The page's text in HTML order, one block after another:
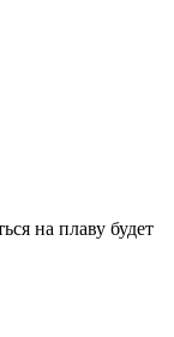
на плаву будет